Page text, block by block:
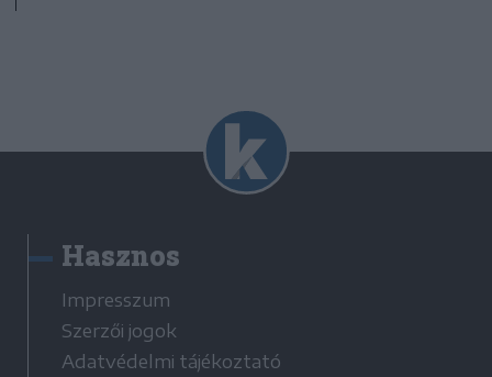
Hasznos
Impresszum
Szerzői jogok
Adatvédelmi tájékoztató